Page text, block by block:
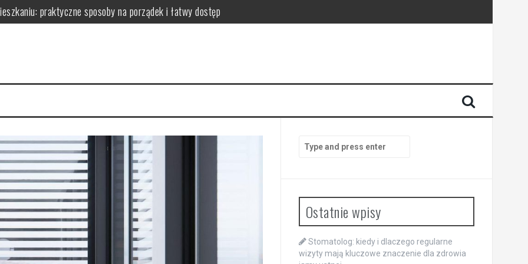
praktyczne sposoby na porządek i łatwy dostęp
wybrać i zamontować funkcjonalną przegrodę ze szkła hartowanego
dodają przestrzeni, a kiedy mogą przeszkadzać?
– praktyczne porady wyboru, montażu i aranżacji przestrzeni
for:
Ostatnie wpisy
Stomatolog: kiedy i dlaczego regularne
wizyty mają kluczowe znaczenie dla zdrowia